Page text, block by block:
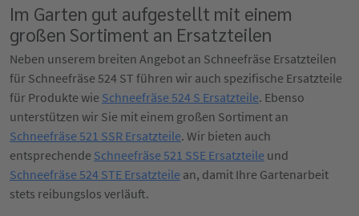
Im Garten gut aufgestellt mit einem
großen Sortiment an Ersatzteilen
Neben unserem breiten Angebot an Schneefräse Ersatzteilen
für Schneefräse 524 ST führen wir auch spezifische Ersatzteile
für Produkte wie Schneefräse 524 S Ersatzteile. Ebenso
unterstützen wir Sie mit einem großen Sortiment an
Schneefräse 521 SSR Ersatzteile. Wir bieten auch
entsprechende Schneefräse 521 SSE Ersatzteile und
Schneefräse 524 STE Ersatzteile an, damit Ihre Gartenarbeit
stets reibungslos verläuft.